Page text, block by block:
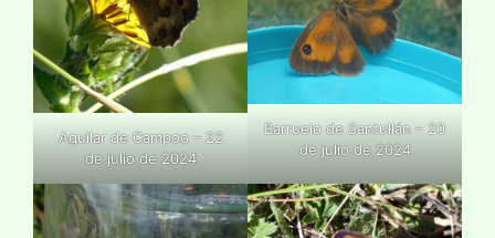
Aguilar de Campoo – 22
de julio de 2024
Barruelo de Santullán – 20
de julio de 2024